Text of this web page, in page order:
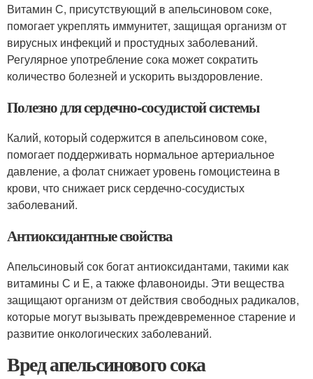
Витамин С, присутствующий в апельсиновом соке,
помогает укреплять иммунитет, защищая организм от
вирусных инфекций и простудных заболеваний.
Регулярное употребление сока может сократить
количество болезней и ускорить выздоровление.
Полезно для сердечно-сосудистой системы
Калий, который содержится в апельсиновом соке,
помогает поддерживать нормальное артериальное
давление, а фолат снижает уровень гомоцистеина в
крови, что снижает риск сердечно-сосудистых
заболеваний.
Антиоксидантные свойства
Апельсиновый сок богат антиоксидантами, такими как
витамины С и Е, а также флавоноиды. Эти вещества
защищают организм от действия свободных радикалов,
которые могут вызывать преждевременное старение и
развитие онкологических заболеваний.
Вред апельсинового сока